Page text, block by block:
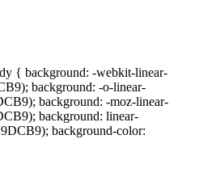
{ background: -webkit-linear-
background: -o-linear-
background: -moz-linear-
background: linear-
background-color: